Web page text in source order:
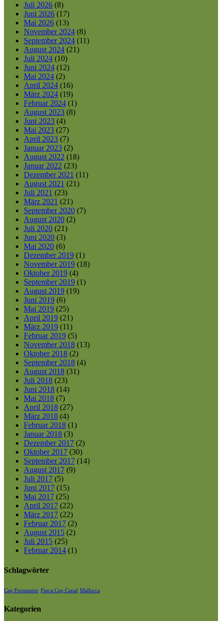
Juli 2026 (8)
Juni 2026 (17)
Mai 2026 (13)
November 2024 (8)
September 2024 (11)
August 2024 (21)
Juli 2024 (10)
Juni 2024 (12)
Mai 2024 (2)
April 2024 (16)
März 2024 (19)
Februar 2024 (1)
August 2023 (8)
Juni 2023 (4)
Mai 2023 (27)
April 2023 (7)
Januar 2023 (2)
August 2022 (18)
Januar 2022 (23)
Dezember 2021 (11)
August 2021 (21)
Juli 2021 (23)
März 2021 (21)
September 2020 (7)
August 2020 (2)
Juli 2020 (21)
Juni 2020 (3)
Mai 2020 (6)
Dezember 2019 (1)
November 2019 (18)
Oktober 2019 (4)
September 2019 (1)
August 2019 (19)
Juni 2019 (6)
Mai 2019 (25)
April 2019 (21)
März 2019 (11)
Februar 2019 (5)
November 2018 (13)
Oktober 2018 (2)
September 2018 (4)
August 2018 (31)
Juli 2018 (23)
Juni 2018 (14)
Mai 2018 (7)
April 2018 (27)
März 2018 (4)
Februar 2018 (1)
Januar 2018 (3)
Dezember 2017 (2)
Oktober 2017 (30)
September 2017 (14)
August 2017 (9)
Juli 2017 (5)
Juni 2017 (15)
Mai 2017 (25)
April 2017 (22)
März 2017 (22)
Februar 2017 (2)
August 2015 (2)
Juli 2015 (25)
Februar 2014 (1)
Schlagwörter
Cap Formentor Finca Cap Canal Mallorca
Kategorien